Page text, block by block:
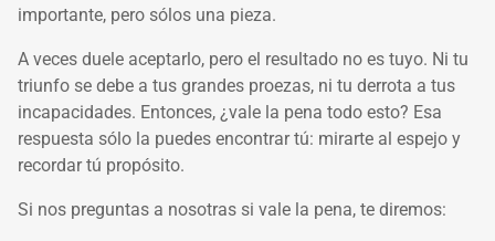
importante, pero sólos una pieza.
A veces duele aceptarlo, pero el resultado no es tuyo. Ni tu
triunfo se debe a tus grandes proezas, ni tu derrota a tus
incapacidades. Entonces, ¿vale la pena todo esto? Esa
respuesta sólo la puedes encontrar tú: mirarte al espejo y
recordar tú propósito.
Si nos preguntas a nosotras si vale la pena, te diremos: